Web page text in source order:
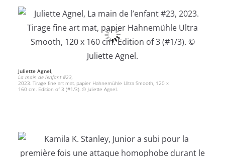
Juliette Agnel,
La main de l’enfant #23,
2023. Tirage fine art mat, papier Hahnemühle Ultra Smooth, 120 x
160 cm. Edition of 3 (#1/3). © Juliette Agnel.